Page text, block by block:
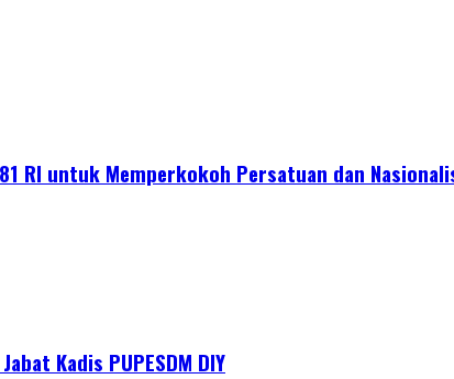
RI untuk Memperkokoh Persatuan dan
Kadis PUPESDM DIY